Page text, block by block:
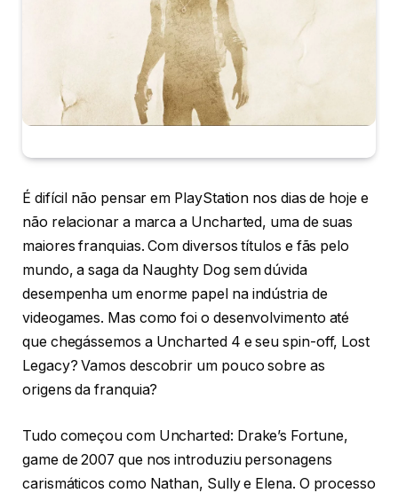
É difícil não pensar em PlayStation nos dias de hoje e
não relacionar a marca a Uncharted, uma de suas
maiores franquias. Com diversos títulos e fãs pelo
mundo, a saga da Naughty Dog sem dúvida
desempenha um enorme papel na indústria de
videogames. Mas como foi o desenvolvimento até
que chegássemos a Uncharted 4 e seu spin-off, Lost
Legacy? Vamos descobrir um pouco sobre as
origens da franquia?
Tudo começou com Uncharted: Drake’s Fortune,
game de 2007 que nos introduziu personagens
carismáticos como Nathan, Sully e Elena. O processo